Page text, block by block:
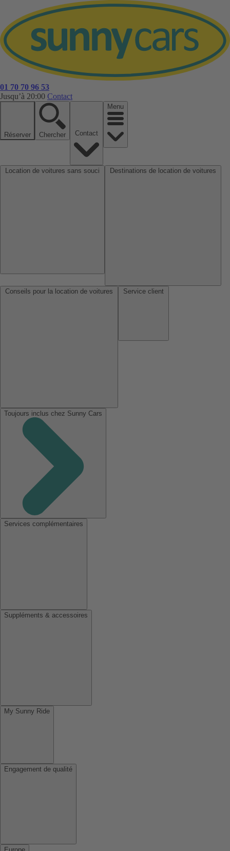
01 70 70 96 53
Jusqu’à 20:00 Contact
Réserver Chercher
Menu
Toujours inclus chez Sunny Cars
Services complémentaires
Suppléments & accessoires
My Sunny Ride
Engagement de qualité